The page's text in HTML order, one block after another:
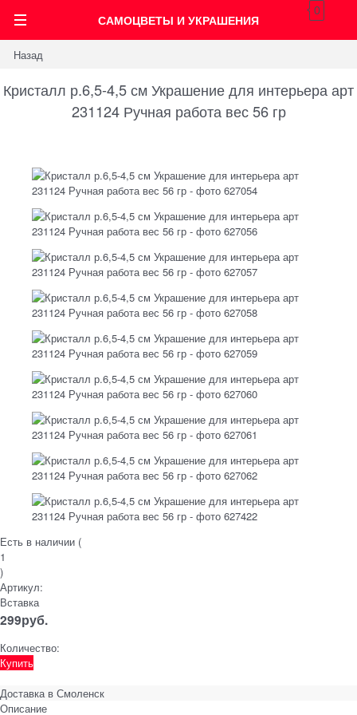
САМОЦВЕТЫ И УКРАШЕНИЯ
0
Назад
Кристалл р.6,5-4,5 см Украшение для интерьера арт
231124 Ручная работа вес 56 гр
Есть в наличии (
1
)
Артикул:
Вставка
299руб.
Количество:
Купить
Доставка в Смоленск
Описание